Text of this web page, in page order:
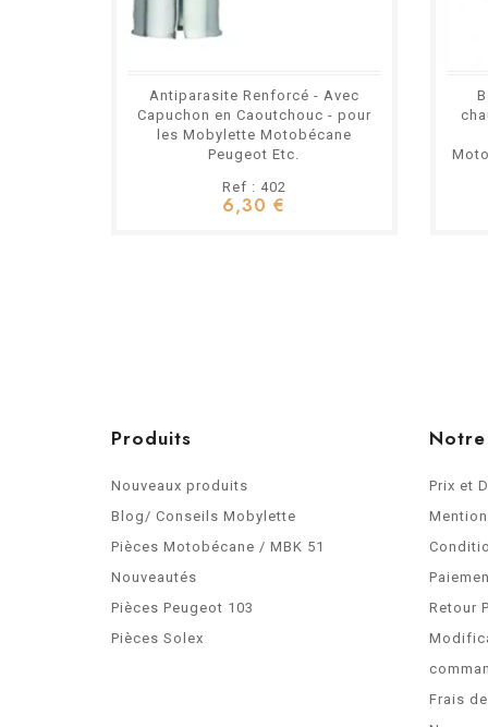
Antiparasite Renforcé - Avec
Capuchon en Caoutchouc - pour
les Mobylette Motobécane
Peugeot Etc.
Ref : 402
6,30 €
Produits
Nouveaux produits
Blog/ Conseils Mobylette
Pièces Motobécane / MBK 51
Nouveautés
Pièces Peugeot 103
Pièces Solex
Prix et
Retour
Frais